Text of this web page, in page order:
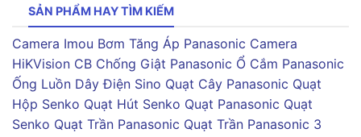
SẢN PHẨM HAY TÌM KIẾM
Camera Imou Bơm Tăng Áp Panasonic Camera
HiKVision CB Chống Giật Panasonic Ổ Cắm Panasonic
Ống Luồn Dây Điện Sino Quạt Cây Panasonic Quạt
Hộp Senko Quạt Hút Senko Quạt Panasonic Quạt
Senko Quạt Trần Panasonic Quạt Trần Panasonic 3